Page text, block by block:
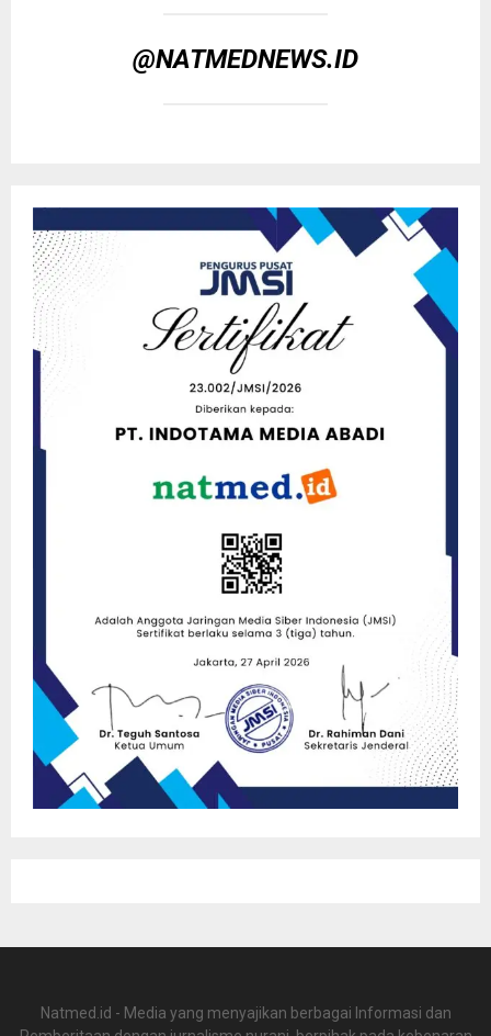
@NATMEDNEWS.ID
Natmed.id - Media yang menyajikan berbagai Informasi dan